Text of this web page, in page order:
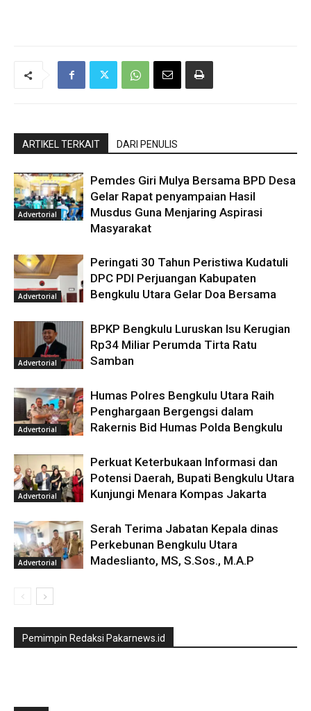
ARTIKEL TERKAIT DARI PENULIS
Advertorial
Pemdes Giri Mulya Bersama BPD Desa
Gelar Rapat penyampaian Hasil
Musdus Guna Menjaring Aspirasi
Masyarakat
Advertorial
Peringati 30 Tahun Peristiwa Kudatuli
DPC PDI Perjuangan Kabupaten
Bengkulu Utara Gelar Doa Bersama
Advertorial
BPKP Bengkulu Luruskan Isu Kerugian
Rp34 Miliar Perumda Tirta Ratu
Samban
Advertorial
Humas Polres Bengkulu Utara Raih
Penghargaan Bergengsi dalam
Rakernis Bid Humas Polda Bengkulu
Advertorial
Perkuat Keterbukaan Informasi dan
Potensi Daerah, Bupati Bengkulu Utara
Kunjungi Menara Kompas Jakarta
Advertorial
Serah Terima Jabatan Kepala dinas
Perkebunan Bengkulu Utara
Madeslianto, MS, S.Sos., M.A.P
Pemimpin Redaksi Pakarnews.id